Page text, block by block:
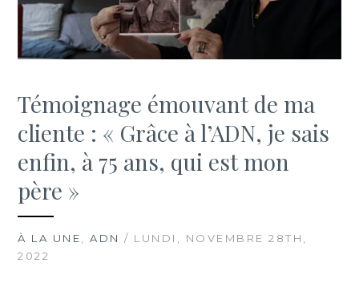
Témoignage émouvant de ma
cliente : « Grâce à l’ADN, je sais
enfin, à 75 ans, qui est mon
père »
À LA UNE,ADN / LUNDI, NOVEMBRE 28TH,
2022